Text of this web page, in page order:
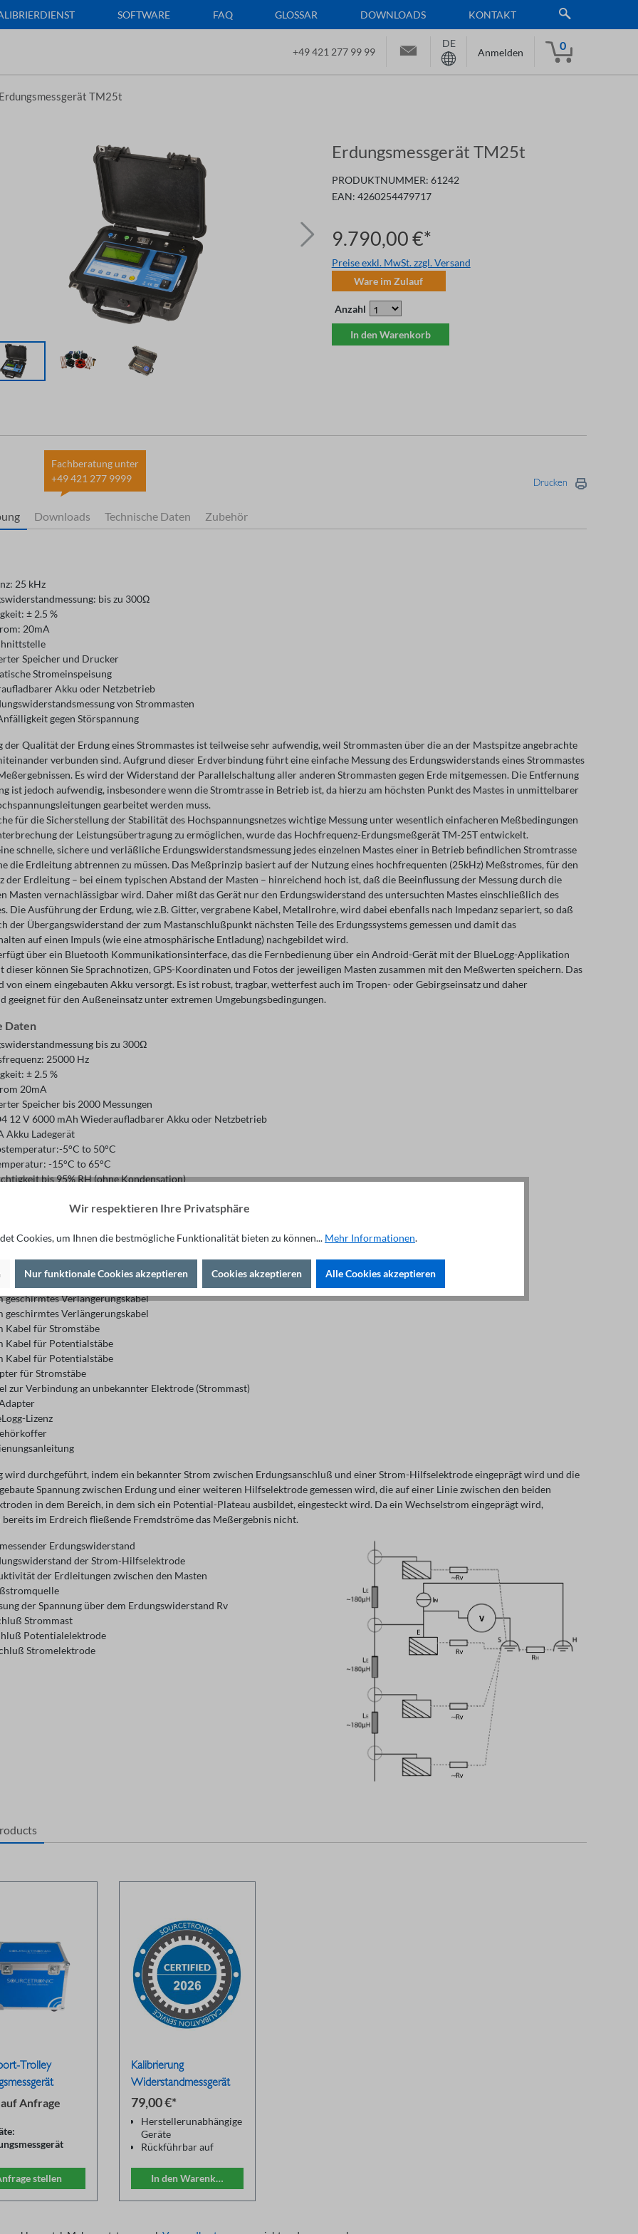
SOFTWARE FAQ GLOSSAR DOWNLOADS KONTAKT
+49 421 277 99 99
DE
Anmelden
0
Erdungsmessgerät TM25t
Erdungsmessgerät TM25t
PRODUKTNUMMER: 61242
EAN: 4260254479717
9.790,00 €*
Preise exkl. MwSt. zzgl. Versand
Ware im Zulauf
Anzahl
In den Warenkorb
Fachberatung unter
+49 421 277 9999
Drucken
Downloads Technische Daten Zubehör
25 kHz
bis zu 300Ω
± 2.5 %
20mA
Speicher und Drucker
Stromeinspeisung
Akku oder Netzbetrieb
von Strommasten
gegen Störspannung
der Qualität der Erdung eines Strommastes ist teilweise sehr aufwendig, weil Strommasten über die an der Mastspitze angebrachte
verbunden sind. Aufgrund dieser Erdverbindung führt eine einfache Messung des Erdungswiderstands eines Strommastes
Es wird der Widerstand der Parallelschaltung aller anderen Strommasten gegen Erde mitgemessen. Die Entfernung
ist jedoch aufwendig, insbesondere wenn die Stromtrasse in Betrieb ist, da hierzu am höchsten Punkt des Mastes in unmittelbarer
gearbeitet werden muss.
für die Sicherstellung der Stabilität des Hochspannungsnetzes wichtige Messung unter wesentlich einfacheren Meßbedingungen
der Leistungsübertragung zu ermöglichen, wurde das Hochfrequenz-Erdungsmeßgerät TM-25T entwickelt.
schnelle, sichere und verläßliche Erdungswiderstandsmessung jedes einzelnen Mastes einer in Betrieb befindlichen Stromtrasse
die Erdleitung abtrennen zu müssen. Das Meßprinzip basiert auf der Nutzung eines hochfrequenten (25kHz) Meßstromes, für den
der Erdleitung – bei einem typischen Abstand der Masten – hinreichend hoch ist, daß die Beeinflussung der Messung durch die
Masten vernachlässigbar wird. Daher mißt das Gerät nur den Erdungswiderstand des untersuchten Mastes einschließlich des
Die Ausführung der Erdung, wie z.B. Gitter, vergrabene Kabel, Metallrohre, wird dabei ebenfalls nach Impedanz separiert, so daß
der Übergangswiderstand der zum Mastanschlußpunkt nächsten Teile des Erdungssystems gemessen und damit das
auf einen Impuls (wie eine atmosphärische Entladung) nachgebildet wird.
über ein Bluetooth Kommunikationsinterface, das die Fernbedienung über ein Android-Gerät mit der BlueLogg-Applikation
dieser können Sie Sprachnotizen, GPS-Koordinaten und Fotos der jeweiligen Masten zusammen mit den Meßwerten speichern. Das
von einem eingebauten Akku versorgt. Es ist robust, tragbar, wetterfest auch im Tropen- oder Gebirgseinsatz und daher
geeignet für den Außeneinsatz unter extremen Umgebungsbedingungen.
Daten
bis zu 300Ω
25000 Hz
± 2.5 %
20mA
Speicher bis 2000 Messungen
12 V 6000 mAh Wiederaufladbarer Akku oder Netzbetrieb
Akku Ladegerät
5°C to 50°C
-15°C to 65°C
bis 95% RH (ohne Kondensation)
340 x 295 x 152 mm
Stahlkernstäbe mit Kupferbeschichtung
geschirmtes Verlängerungskabel
geschirmtes Verlängerungskabel
Kabel für Stromstäbe
Kabel für Potentialstäbe
Kabel für Potentialstäbe
für Stromstäbe
zur Verbindung an unbekannter Elektrode (Strommast)
Lizenz
wird durchgeführt, indem ein bekannter Strom zwischen Erdungsanschluß und einer Strom-Hilfselektrode eingeprägt wird und die
Spannung zwischen Erdung und einer weiteren Hilfselektrode gemessen wird, die auf einer Linie zwischen den beiden
in dem Bereich, in dem sich ein Potential-Plateau ausbildet, eingesteckt wird. Da ein Wechselstrom eingeprägt wird,
bereits im Erdreich fließende Fremdströme das Meßergebnis nicht.
Erdungswiderstand
der Strom-Hilfselektrode
der Erdleitungen zwischen den Masten
der Spannung über dem Erdungswiderstand Rv
Strommast
Potentialelektrode
Stromelektrode
Trolley
Anfrage
Transport
stellen
Kalibrierung
Widerstandmessgerät
79,00 €*
Herstellerunabhängige
Geräte
Rückführbar auf
(DAkkS, PTB)
Reparatur und Justage
auf Anfrage
In den Warenkorb
Wir respektieren Ihre Privatsphäre
Cookies, um Ihnen die bestmögliche Funktionalität bieten zu können... Mehr Informationen.
Nur funktionale Cookies akzeptieren Cookies akzeptieren Alle Cookies akzeptieren